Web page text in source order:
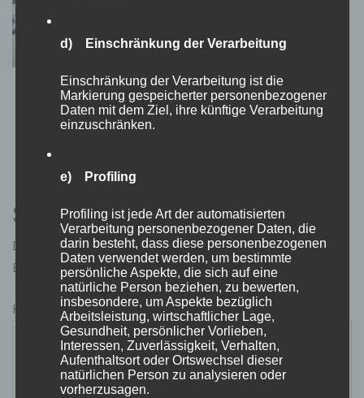
Buttonrohlinge für Buttonmaschinen: Alles,
was du wissen musst
Schreibe einen Kommentar
Deine E-Mail-Adresse wird nicht veröffentlicht.
Erforderliche Felder sind mit*markiert
Kommentar*
d) Einschränkung der Verarbeitung
Einschränkung der Verarbeitung ist die
Markierung gespeicherter personenbezogener
Daten mit dem Ziel, ihre künftige Verarbeitung
einzuschränken.
e) Profiling
Profiling ist jede Art der automatisierten
Verarbeitung personenbezogener Daten, die
darin besteht, dass diese personenbezogenen
Daten verwendet werden, um bestimmte
persönliche Aspekte, die sich auf eine
natürliche Person beziehen, zu bewerten,
insbesondere, um Aspekte bezüglich
Arbeitsleistung, wirtschaftlicher Lage,
Gesundheit, persönlicher Vorlieben,
Interessen, Zuverlässigkeit, Verhalten,
Aufenthaltsort oder Ortswechsel dieser
natürlichen Person zu analysieren oder
vorherzusagen.